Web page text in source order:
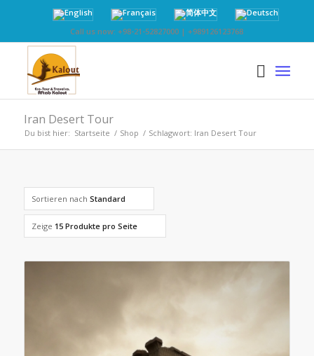
Call us now: +98-21-52827000 | +989126123768
Iran Desert Tour
Du bist hier: Startseite / Shop / Schlagwort: Iran Desert Tour
Sortieren nach Standard
Zeige 15 Produkte pro Seite